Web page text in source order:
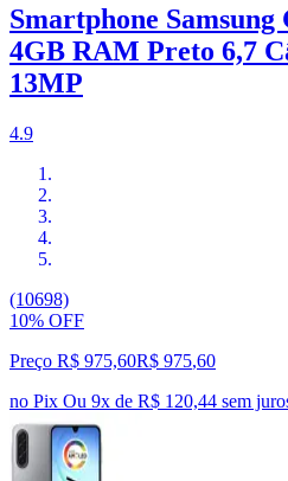
Smartphone
4GB RAM Preto 6,7
13MP
4.9
(10698)
10% OFF
Preço R$ 975,60R$ 975,60
no Pix Ou 9x de R$ 120,44 sem